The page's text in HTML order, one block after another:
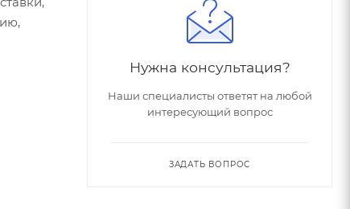
Нужна консультация?
Наши специалисты ответят на любой
интересующий вопрос
ЗАДАТЬ ВОПРОС